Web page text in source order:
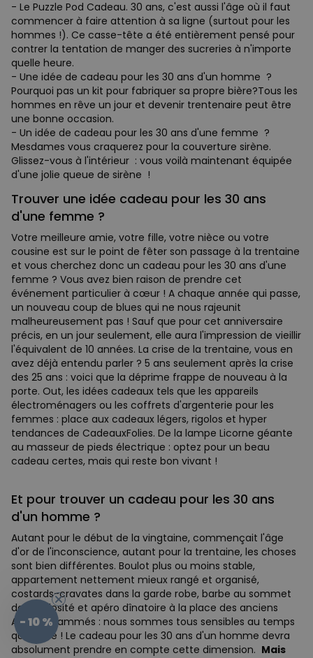
- Le Puzzle Pod Cadeau. 30 ans, c'est aussi l'âge où il faut
commencer à faire attention à sa ligne (surtout pour les
hommes !). Ce casse-tête a été entièrement pensé pour
contrer la tentation de manger des sucreries à n'importe
quelle heure.
- Une idée de cadeau pour les 30 ans d'un homme ?
Pourquoi pas un kit pour fabriquer sa propre bière?Tous les
hommes en rêve un jour et devenir trentenaire peut être
une bonne occasion.
- Un idée de cadeau pour les 30 ans d'une femme ?
Mesdames vous craquerez pour la couverture sirène.
Glissez-vous à l'intérieur : vous voilà maintenant équipée
d'une jolie queue de sirène !
Trouver une idée cadeau pour les 30 ans
d'une femme ?
Votre meilleure amie, votre fille, votre nièce ou votre
cousine est sur le point de fêter son passage à la trentaine
et vous cherchez donc un cadeau pour les 30 ans d'une
femme ? Vous avez bien raison de prendre cet
événement particulier à cœur ! A chaque année qui passe,
un nouveau coup de blues qui ne nous rajeunit
malheureusement pas ! Sauf que pour cet anniversaire
précis, en un jour seulement, elle aura l'impression de vieillir
l'équivalent de 10 années. La crise de la trentaine, vous en
avez déjà entendu parler ? 5 ans seulement après la crise
des 25 ans : voici que la déprime frappe de nouveau à la
porte. Out, les idées cadeaux tels que les appareils
électroménagers ou les coffrets d'argenterie pour les
femmes : place aux cadeaux légers, rigolos et hyper
tendances de CadeauxFolies. De la lampe Licorne géante
au masseur de pieds électrique : optez pour un beau
cadeau certes, mais qui reste bon vivant !
Et pour trouver un cadeau pour les 30 ans
d'un homme ?
Autant pour le début de la vingtaine, commençait l'âge
d'or de l'inconscience, autant pour la trentaine, les choses
sont bien différentes. Boulot plus ou moins stable,
appartement nettement mieux rangé et organisé,
costards-cravates dans la garde robe, barbe au sommet
de sa pilosité et apéro dînatoire à la place des anciens
After enflammés : nous sommes tous sensibles au temps
qui passe ! Le cadeau pour les 30 ans d'un homme devra
absolument prendre en compte cette dimension. Mais
- 10 %